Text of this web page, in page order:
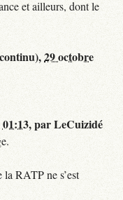
et ailleurs, dont le
29 octobre
,parLeCuizidé
RATP ne s’est